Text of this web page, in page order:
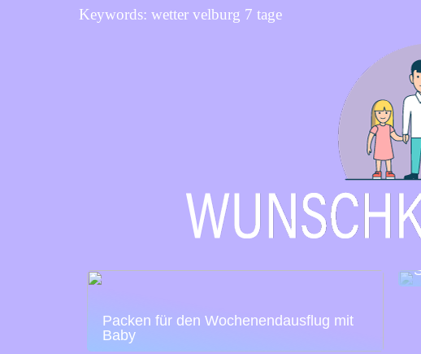
Keywords: wetter velburg 7 tage
Packen für den Wochenendausflug mit
Baby